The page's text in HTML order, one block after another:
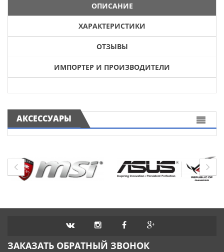
ОПИСАНИЕ
ХАРАКТЕРИСТИКИ
ОТЗЫВЫ
ИМПОРТЕР И ПРОИЗВОДИТЕЛИ
АКСЕССУАРЫ
ЗАКАЗАТЬ ОБРАТНЫЙ ЗВОНОК